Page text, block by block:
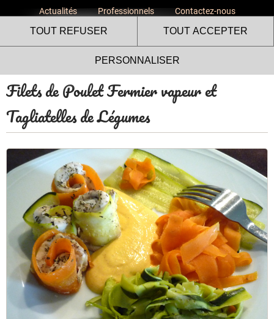
Actualités Professionnels Contactez-nous
Filets de Poulet Fermier vapeur et
Tagliatelles de Légumes
Le site internet Volailles
Fermières de l’Ardèche utilise
des cookies !
Nous utilisons des cookies pour nous assurer du bon
fonctionnement de notre site et à des fins analytiques. Vous
pouvez changer d'avis à tout moment en cliquant sur l'icône
présente sur chaque page de notre site. En autorisant ces
services tiers, vous acceptez le dépôt et la lecture de
cookies et l'utilisation de technologies de suivi nécessaires
à leur bon fonctionnement.
Charte de confidentialité
TOUT REFUSER TOUT ACCEPTER
PERSONNALISER